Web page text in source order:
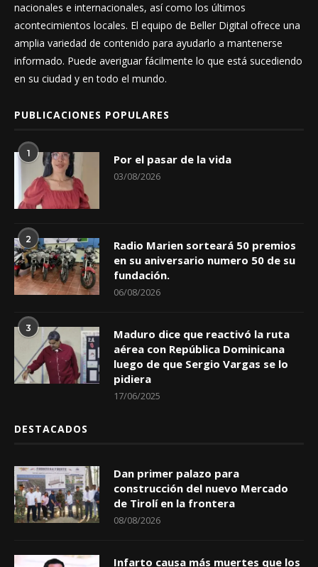
nacionales e internacionales, así como los últimos
acontecimientos locales. El equipo de Beller Digital ofrece una
amplia variedad de contenido para ayudarlo a mantenerse
informado. Puede averiguar fácilmente lo que está sucediendo
en su ciudad y en todo el mundo.
PUBLICACIONES POPULARES
1 Por el pasar de la vida
03/08/2026
2
Radio Marien sorteará 50 premios
en su aniversario numero 50 de su
fundación.
06/08/2026
3
Maduro dice que reactivó la ruta
aérea con República Dominicana
luego de que Sergio Vargas se lo
pidiera
17/06/2025
DESTACADOS
Dan primer palazo para
construcción del nuevo Mercado
de Tirolí en la frontera
08/08/2026
Infarto causa más muertes que los